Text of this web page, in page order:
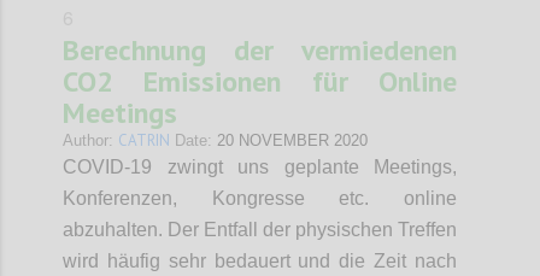
Berechnung der vermiedenen
CO2 Emissionen für Online
Meetings
Author: CATRIN Date: 20 NOVEMBER 2020
COVID-19 zwingt uns geplante Meetings,
Konferenzen, Kongresse etc. online
abzuhalten. Der Entfall der physischen Treffen
wird häufig sehr bedauert und die Zeit nach